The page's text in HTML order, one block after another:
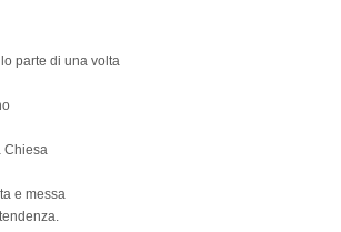
parte di una volta
Chiesa
e messa